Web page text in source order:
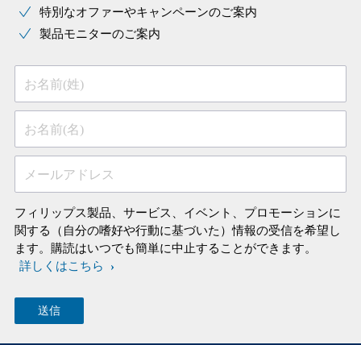
特別なオファーやキャンペーンのご案内
製品モニターのご案内
お名前(姓)
お名前(名)
メールアドレス
フィリップス製品、サービス、イベント、プロモーションに
関する（自分の嗜好や行動に基づいた）情報の受信を希望し
ます。購読はいつでも簡単に中止することができます。
詳しくはこちら